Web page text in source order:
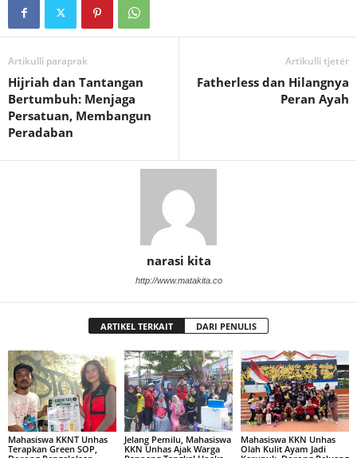
Artikulli paraprak
Hijriah dan Tantangan
Bertumbuh: Menjaga
Persatuan, Membangun
Peradaban
Artikulli tjetër
Fatherless dan Hilangnya
Peran Ayah
narasi kita
http://www.matakita.co
ARTIKEL TERKAIT DARI PENULIS
Mahasiswa KKNT Unhas
Terapkan Green SOP,
Jelang Pemilu, Mahasiswa
KKN Unhas Ajak Warga
Mahasiswa KKN Unhas
Olah Kulit Ayam Jadi